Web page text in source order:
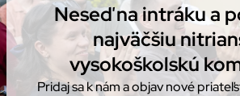
Neseď na intráku a
najväčšiu
vysokoškolskú
Pridaj sa k nám a objav nové